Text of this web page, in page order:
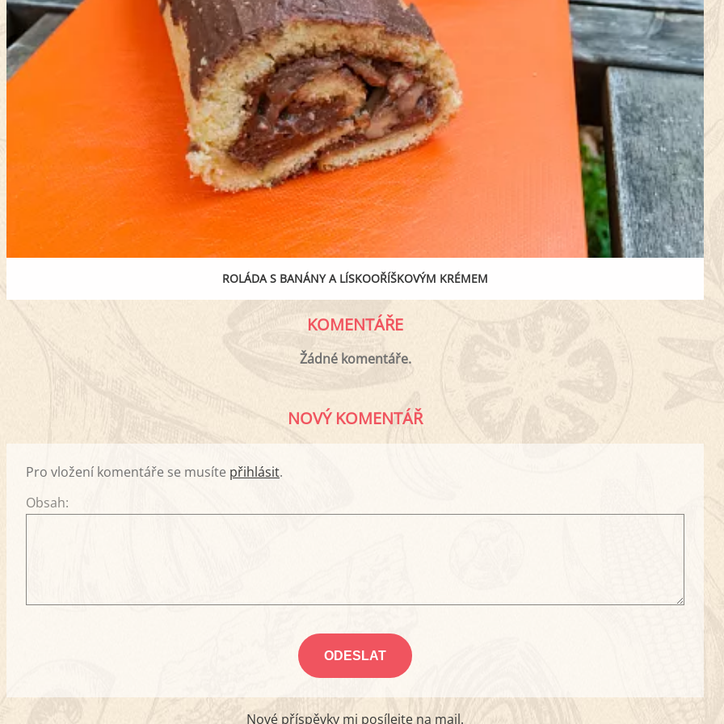
ROLÁDA S BANÁNY A LÍSKOOŘÍŠKOVÝM KRÉMEM
KOMENTÁŘE
Žádné komentáře.
NOVÝ KOMENTÁŘ
Pro vložení komentáře se musíte přihlásit.
Obsah:
Nové příspěvky mi posílejte na mail.